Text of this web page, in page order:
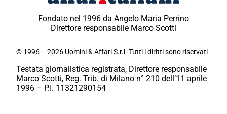
Fondato nel 1996 da Angelo Maria Perrino
Direttore responsabile Marco Scotti
© 1996 – 2026 Uomini & Affari S.r.l. Tutti i diritti sono riservati
Testata giornalistica registrata, Direttore responsabile
Marco Scotti, Reg. Trib. di Milano n° 210 dell’11 aprile
1996 – P.I. 11321290154